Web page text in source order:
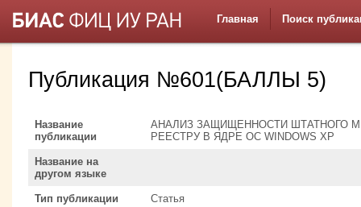
Главная Поиск
Публикация №601(БАЛЛЫ 5)
Название
публикации
АНАЛИЗ ЗАЩИЩЕННОСТИ ШТАТНОГО
РЕЕСТРУ В ЯДРЕ ОС WINDOWS XP
Название на
другом языке
Тип публикации Статья